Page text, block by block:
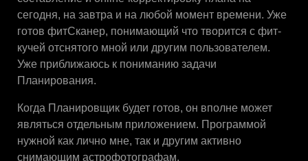
сегодня, на завтра и на любой момент времени. Уже
готов фитСканер, понимающий что творится с фит-
кучей отснятого мной или другим пользователем.
Уже приближаюсь к пониманию задачи
Планирования.
Когда Планировщик будет готов, он вполне может
являться отдельным приложением. Программой
нужной как лично мне, так и другим активно
снимающим астрофотографам.